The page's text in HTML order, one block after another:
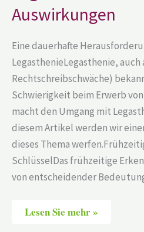
Auswirkungen
Eine dauerhafte
LegasthenieLegasthenie, auch
Rechtschreibschwäche)
Schwierigkeit beim Erwerb
macht den Umgang mit
diesem Artikel werden wir
dieses Thema
SchlüsselDas frühzeitige
von entscheidender
ihre
Auswirkungen
Lesen Sie mehr »